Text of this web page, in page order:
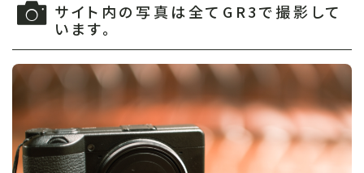
サイト内の写真は全てGR3で撮影して
います。